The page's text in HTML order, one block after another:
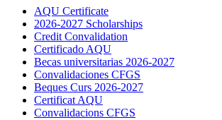
AQU Certificate
2026-2027 Scholarships
Credit Convalidation
Certificado AQU
Becas universitarias 2026-2027
Convalidaciones CFGS
Beques Curs 2026-2027
Certificat AQU
Convalidacions CFGS